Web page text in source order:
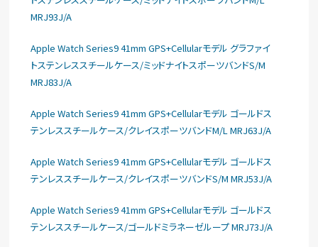
MRJ93J/A
Apple Watch Series9 41mm GPS+Cellularモデル グラファイ
トステンレススチールケース/ミッドナイトスポーツバンドS/M
MRJ83J/A
Apple Watch Series9 41mm GPS+Cellularモデル ゴールドス
テンレススチールケース/クレイスポーツバンドM/L MRJ63J/A
Apple Watch Series9 41mm GPS+Cellularモデル ゴールドス
テンレススチールケース/クレイスポーツバンドS/M MRJ53J/A
Apple Watch Series9 41mm GPS+Cellularモデル ゴールドス
テンレススチールケース/ゴールドミラネーゼループ MRJ73J/A